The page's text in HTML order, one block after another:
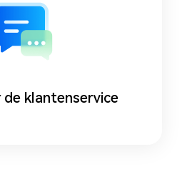
klantenservice